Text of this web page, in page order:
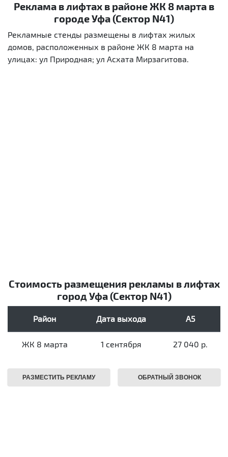
Реклама в лифтах в районе ЖК 8 марта в
городе Уфа (Сектор N41)
Рекламные стенды размещены в лифтах жилых
домов, расположенных в районе ЖК 8 марта на
улицах: ул Природная; ул Асхата Мирзагитова.
Стоимость размещения рекламы в лифтах
город Уфа (Сектор N41)
Район Дата выхода А5
ЖК 8 марта 1 сентября 27 040 р.
РАЗМЕСТИТЬ РЕКЛАМУ ОБРАТНЫЙ ЗВОНОК